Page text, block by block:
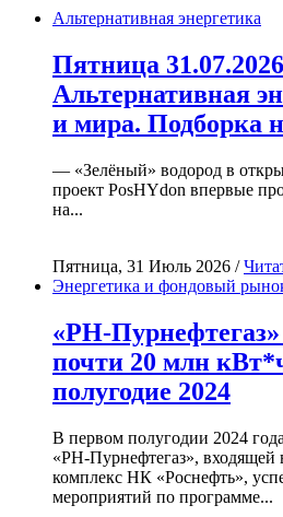
Альтернативная энергетика
Пятница
Альтернативная
и мира. Подборка
— «Зелёный» водород в
проект PosHYdon впервые
на...
Пятница, 31 Июль 2026 /
Энергетика и фондовый
«РН-
почти 20 млн
полугодие 2024
В первом полугодии 2024
«РН-Пурнефтегаз»,
комплекс НК «Роснефть»,
мероприятий по программе...